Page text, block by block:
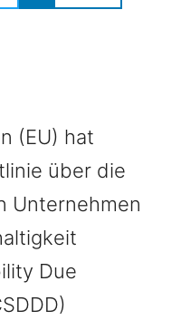
(EU) hat
über die
Unternehmen
Due